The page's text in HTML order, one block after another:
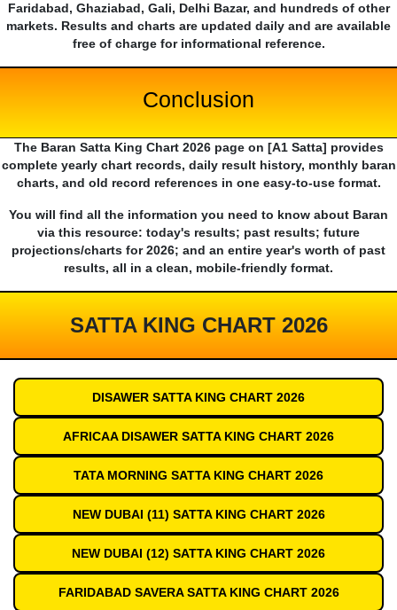
Faridabad, Ghaziabad, Gali, Delhi Bazar, and hundreds of other
markets. Results and charts are updated daily and are available
free of charge for informational reference.
Conclusion
The Baran Satta King Chart 2026 page on [A1 Satta] provides
complete yearly chart records, daily result history, monthly baran
charts, and old record references in one easy-to-use format.
You will find all the information you need to know about Baran
via this resource: today's results; past results; future
projections/charts for 2026; and an entire year's worth of past
results, all in a clean, mobile-friendly format.
SATTA KING CHART 2026
DISAWER SATTA KING CHART 2026
AFRICAA DISAWER SATTA KING CHART 2026
TATA MORNING SATTA KING CHART 2026
NEW DUBAI (11) SATTA KING CHART 2026
NEW DUBAI (12) SATTA KING CHART 2026
FARIDABAD SAVERA SATTA KING CHART 2026